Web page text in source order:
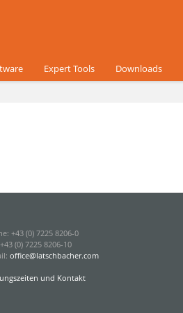
Expert Tools Downloads
+43 (0) 7225 8206-0
(0) 7225 8206-10
office@latschbacher.com
und Kontakt